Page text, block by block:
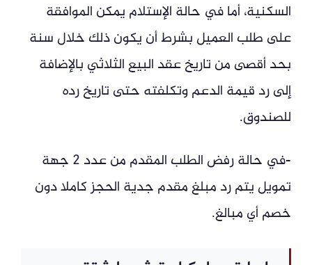
السكنية، أما في حالة الإستلام يمكن الموافقة
على طلب العميل بشرط أن يكون ذلك خلال سنة
بحد أقصى من تاريخ عقد البيع الثلاثي بالإضافة
إلى رد قيمة الدعم وتكلفته حتى تاريخ رده
للصندوق.
-في حالة رفض الطلب المقدم من عدد 2 جهة
تمويل يتم رد مبلغ مقدم جدية الحجز كاملا دون
خصم أي مبالغ.